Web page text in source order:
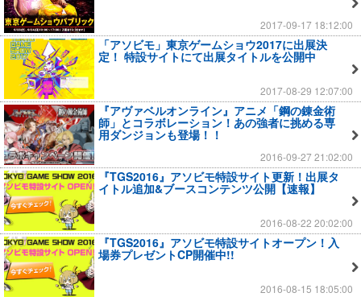
2017-09-17 18:12:00
「アソビモ」東京ゲームショウ2017に出展決
定！ 特設サイトにて出展タイトルを公開中
2017-08-29 12:07:00
『アヴァベルオンライン』アニメ「鋼の錬金術
師」とコラボレーション！あの強者に挑める専
用ダンジョンも登場！！
2016-09-27 21:02:00
『TGS2016』アソビモ特設サイト更新！出展タ
イトル追加&ブースコンテンツ公開【速報】
2016-08-22 20:02:00
『TGS2016』アソビモ特設サイトオープン！入
場券プレゼントCP開催中!!
2016-08-15 18:05:00